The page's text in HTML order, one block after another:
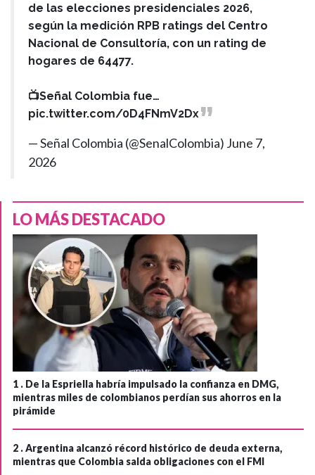
de las elecciones presidenciales 2026,
según la medición RPB ratings del Centro
Nacional de Consultoría, con un rating de
hogares de 64477.
📺Señal Colombia fue…
pic.twitter.com/0D4FNmV2Dx
— Señal Colombia (@SenalColombia) June 7,
2026
LO MÁS DESTACADO
1 . De la Espriella habría impulsado la confianza en DMG,
mientras miles de colombianos perdían sus ahorros en la
pirámide
2 .Argentina alcanzó récord histórico de deuda externa,
mientras que Colombia salda obligaciones con el FMI